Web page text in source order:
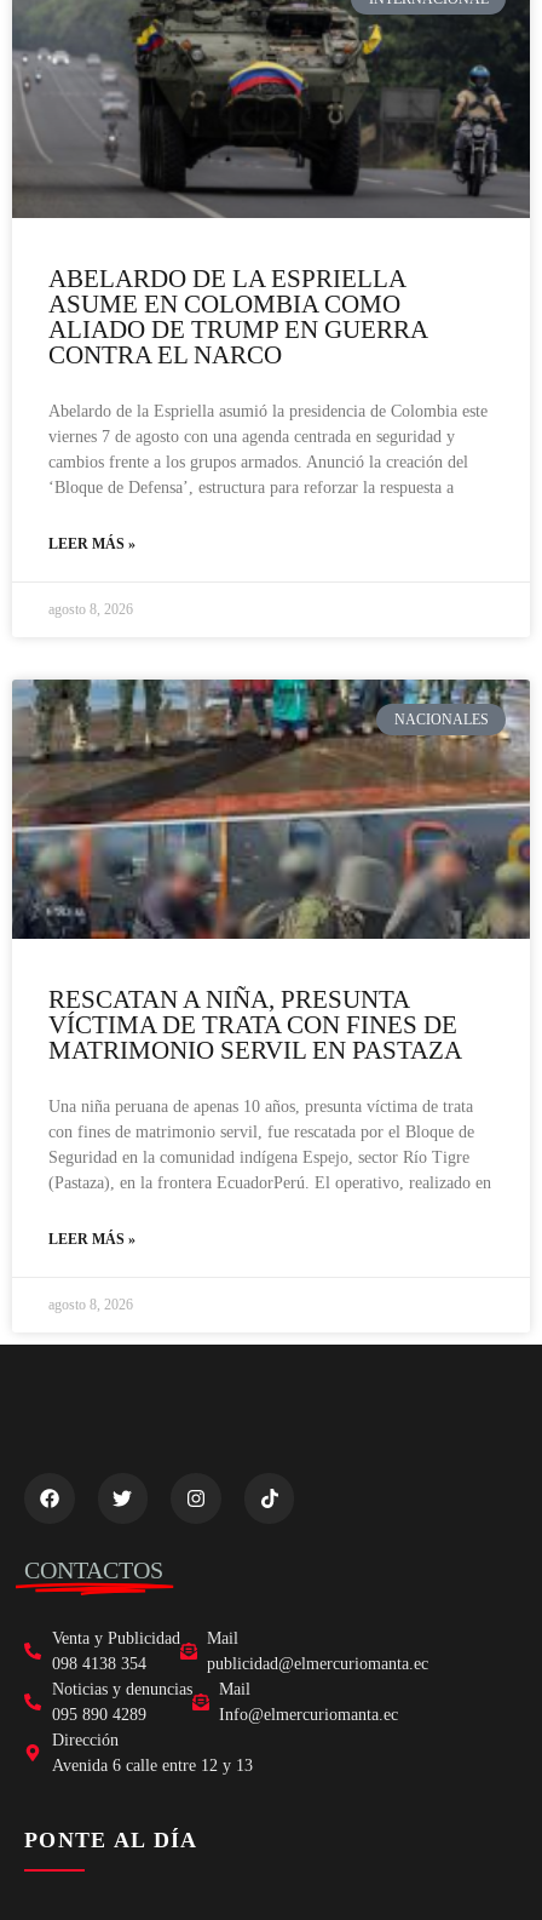
ABELARDO DE LA ESPRIELLA
ASUME EN COLOMBIA COMO
ALIADO DE TRUMP EN GUERRA
CONTRA EL NARCO
Abelardo de la Espriella asumió la presidencia de Colombia este
viernes 7 de agosto con una agenda centrada en seguridad y
cambios frente a los grupos armados. Anunció la creación del
‘Bloque de Defensa’, estructura para reforzar la respuesta a
LEER MÁS »
agosto 8, 2026
NACIONALES
RESCATAN A NIÑA, PRESUNTA
VÍCTIMA DE TRATA CON FINES DE
MATRIMONIO SERVIL EN PASTAZA
Una niña peruana de apenas 10 años, presunta víctima de trata
con fines de matrimonio servil, fue rescatada por el Bloque de
Seguridad en la comunidad indígena Espejo, sector Río Tigre
(Pastaza), en la frontera EcuadorPerú. El operativo, realizado en
LEER MÁS »
agosto 8, 2026
CONTACTOS
Venta y Publicidad
098 4138 354
Mail
publicidad@elmercuriomanta.ec
Noticias y denuncias
095 890 4289
Mail
Info@elmercuriomanta.ec
Dirección
Avenida 6 calle entre 12 y 13
PONTE AL DÍA